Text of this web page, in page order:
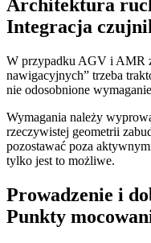
Architektura
Integracja
W przypadku AGV i AMR
nawigacyjnych” trzeba
nie odosobnione
Wymagania należy
rzeczywistej geometrii
pozostawać poza
tylko jest to możliwe.
Prowadzenie i
Punkty